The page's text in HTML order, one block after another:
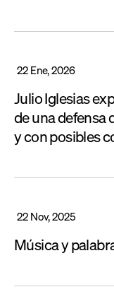
22 Ene, 2026
Julio Iglesias
de una defensa
y con posibles
22 Nov, 2025
Música y